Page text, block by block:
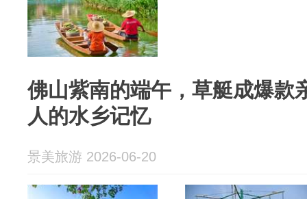
佛山紫南的端午，草艇成爆款
人的水乡记忆
景美旅游 2026-06-20